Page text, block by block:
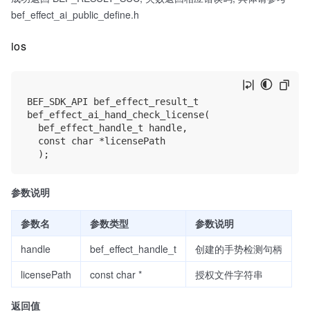
bef_effect_ai_public_define.h
ios
BEF_SDK_API bef_effect_result_t
bef_effect_ai_hand_check_license(
参数说明
参数名 参数类型
参数说明
handle
bef_effect_handle_t
创建的手势检测句柄
licensePath
const char * 授权文件字符串
返回值